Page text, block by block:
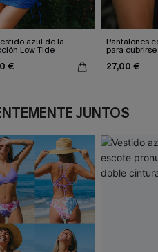
azul de la
Low Tide
€
Pantalones
para
sol
27,00 €
JUNTOS